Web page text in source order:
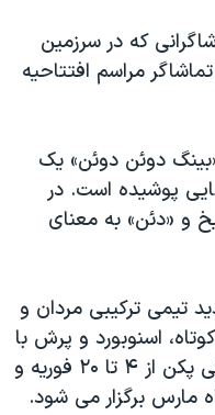
که در سرزمین
مراسم افتتاحیه
المپیک ۲۰۲۲ پکن «بینگ دوئن دوئن» یک
پوشیده است. در
و «دئن» به معنای
تیمی ترکیبی مردان و
اسنوبورد و پرش با
اسکی خواهد بود. المپیک زمستانی پکن از ۴ تا ۲۰ فوریه و